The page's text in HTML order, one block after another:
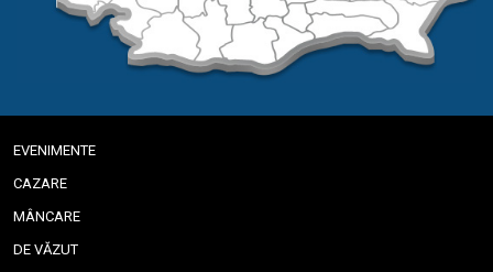
EVENIMENTE
CAZARE
MÂNCARE
DE VĂZUT